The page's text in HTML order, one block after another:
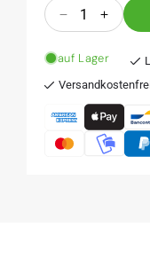
Anzahl
Verringere
Menge
für
TRIP
Erhöhe
Menge
für
TRIP
auf Lager